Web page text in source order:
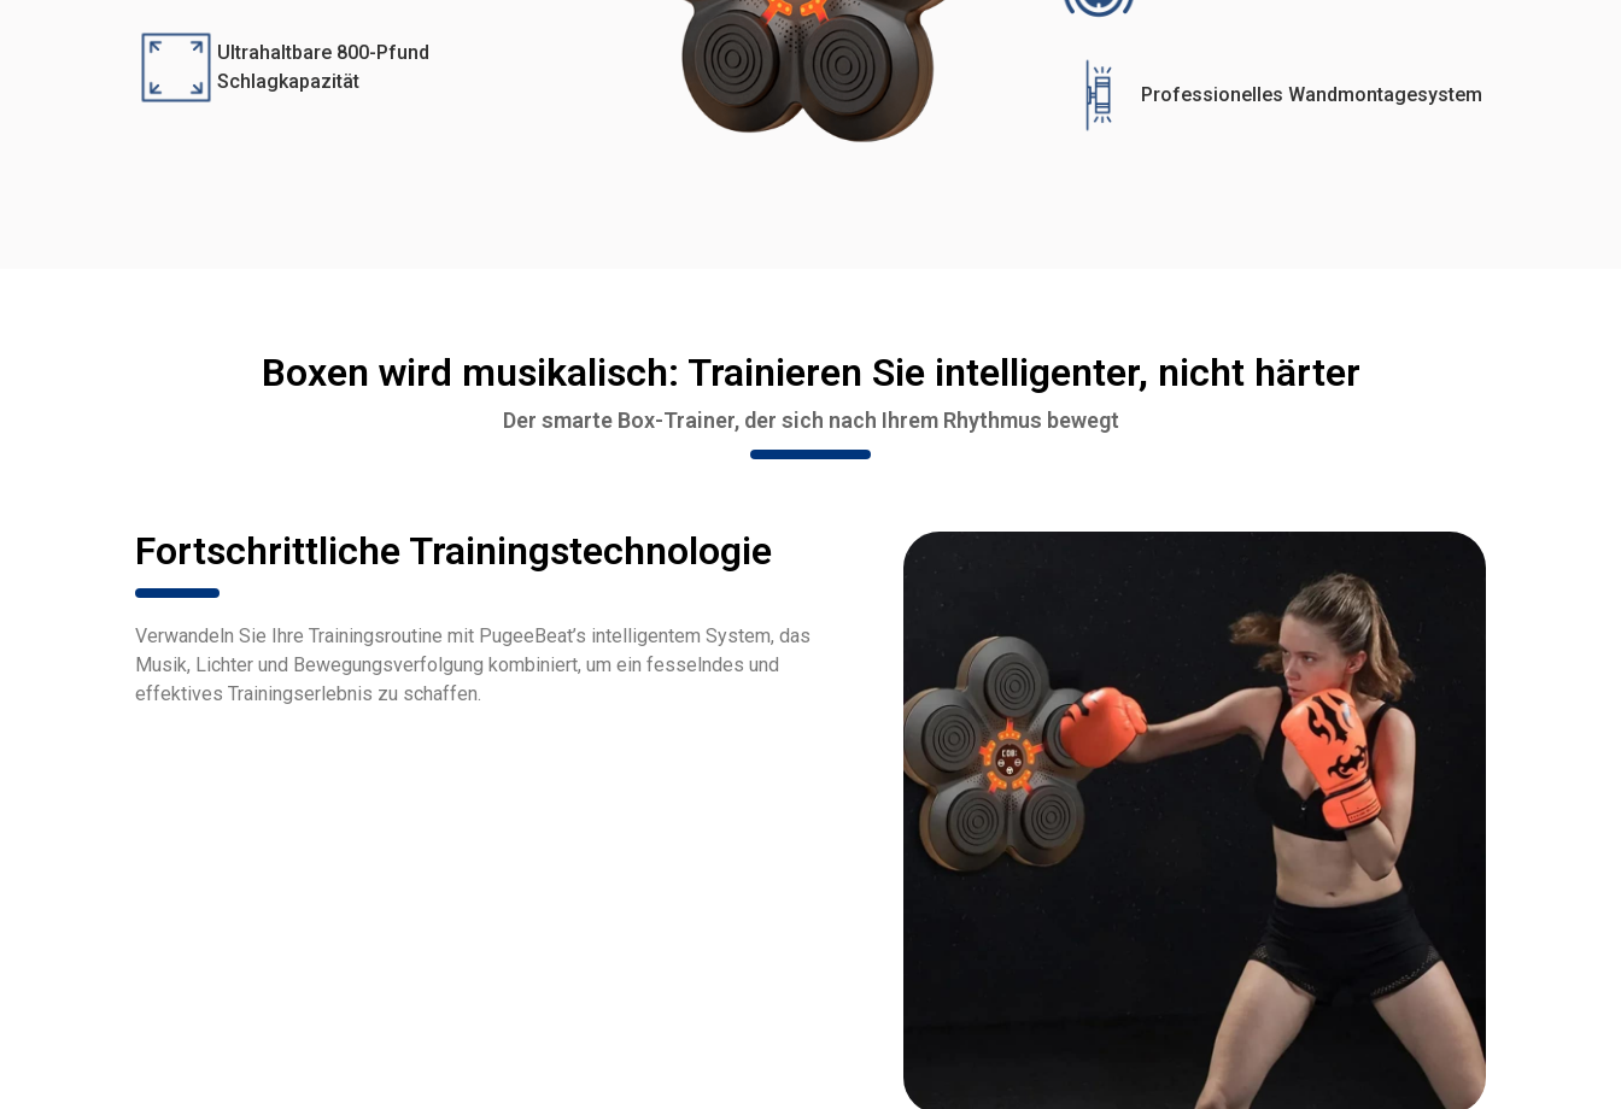
Ultrahaltbare 800-Pfund
Schlagkapazität
Professionelles Wandmontagesystem
Boxen wird musikalisch: Trainieren Sie intelligenter, nicht härter
Der smarte Box-Trainer, der sich nach Ihrem Rhythmus bewegt
Fortschrittliche Trainingstechnologie
Verwandeln Sie Ihre Trainingsroutine mit PugeeBeat’s intelligentem System, das
Musik, Lichter und Bewegungsverfolgung kombiniert, um ein fesselndes und
effektives Trainingserlebnis zu schaffen.